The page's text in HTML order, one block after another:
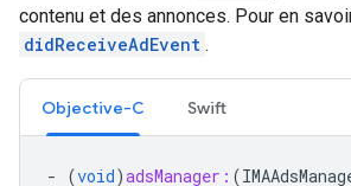
contenu et des annonces. Pour en
didReceiveAdEvent .
Objective-C Swift
- (void)adsManager: (